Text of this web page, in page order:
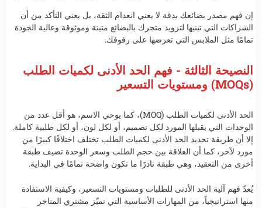
إن فهم مصدر بضائعك بدقة لا يعني انعدام الثقة، بل يعني التأكد من أن
الشراكات التي تبنيها لتزويد متجرك بالبضائع متينة وموثوقة وعالية الجودة
تمامًا مثل الملابس التي تعرضها على رفوفك.
النصيحة الثالثة - فهم الحد الأدنى لكميات الطلب
(MOQs) ومستويات التسعير
الحد الأدنى لكميات الطلب (MOQ)، كما يوحي الاسم، هو أقل عدد من
الوحدات التي يقبلها المورد لكل تصميم، أو لكل لون، أو لكل طلبية كاملة.
إلا أن طريقة تحديد الحد الأدنى لكميات الطلب تختلف اختلافًا كبيرًا من
مورد لآخر، كما أن العلاقة بين حجم الطلب وسعر الوحدة تضيف طبقة
أخرى من التعقيد، وهي طبقة نادرًا ما تكون واضحة تمامًا في البداية.
يُعدّ فهم آلية الحد الأدنى للطلبات ومستويات التسعير، وكيفية الاستفادة
منها استراتيجياً، من المهارات الأساسية التي تميّز مشتري المتاجر